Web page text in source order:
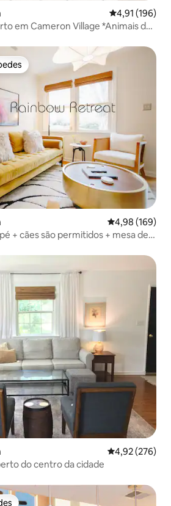
4,91 de uma
4,91 (196)
em Cameron Village *Animais de
dos hóspedes
4,98 de uma
4,98 (169)
+ cães são permitidos + mesa de
4,92 de uma
4,92 (276)
do centro da cidade